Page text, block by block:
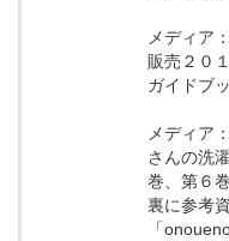
メディア
販売２０
ガイドブ
メディア
さんの洗
巻、第６
裏に参考
「